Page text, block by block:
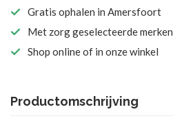
Gratis ophalen in Amersfoort
Met zorg geselecteerde merken
Shop online of in onze winkel
Productomschrijving